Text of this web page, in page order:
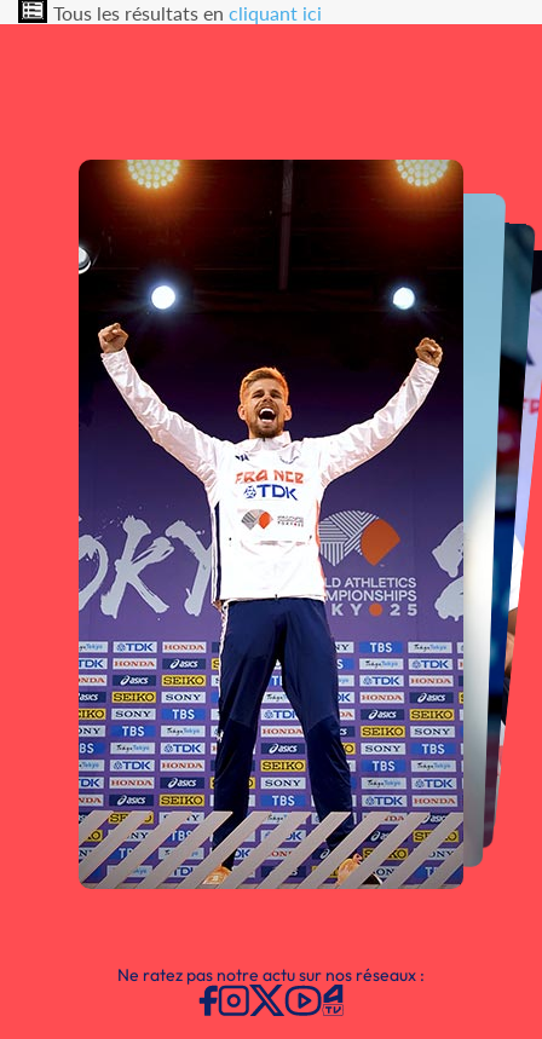
Tous les résultats en cliquant ici
Ne ratez pas notre actu sur nos réseaux :